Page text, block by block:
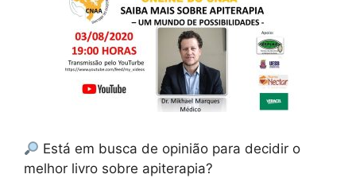
Está em busca de opinião para decidir o
melhor livro sobre apiterapia?